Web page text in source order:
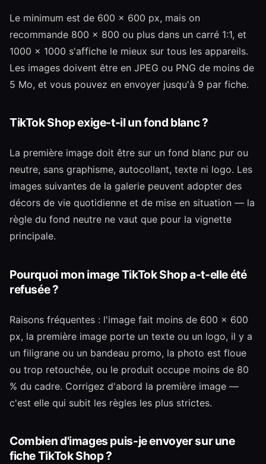
Le minimum est de 600 × 600 px, mais on
recommande 800 × 800 ou plus dans un carré 1:1, et
1000 × 1000 s'affiche le mieux sur tous les appareils.
Les images doivent être en JPEG ou PNG de moins de
5 Mo, et vous pouvez en envoyer jusqu'à 9 par fiche.
TikTok Shop exige-t-il un fond blanc ?
La première image doit être sur un fond blanc pur ou
neutre, sans graphisme, autocollant, texte ni logo. Les
images suivantes de la galerie peuvent adopter des
décors de vie quotidienne et de mise en situation — la
règle du fond neutre ne vaut que pour la vignette
principale.
Pourquoi mon image TikTok Shop a-t-elle été
refusée ?
Raisons fréquentes : l'image fait moins de 600 × 600
px, la première image porte un texte ou un logo, il y a
un filigrane ou un bandeau promo, la photo est floue
ou trop retouchée, ou le produit occupe moins de 80
% du cadre. Corrigez d'abord la première image —
c'est elle qui subit les règles les plus strictes.
Combien d'images puis-je envoyer sur une
fiche TikTok Shop ?